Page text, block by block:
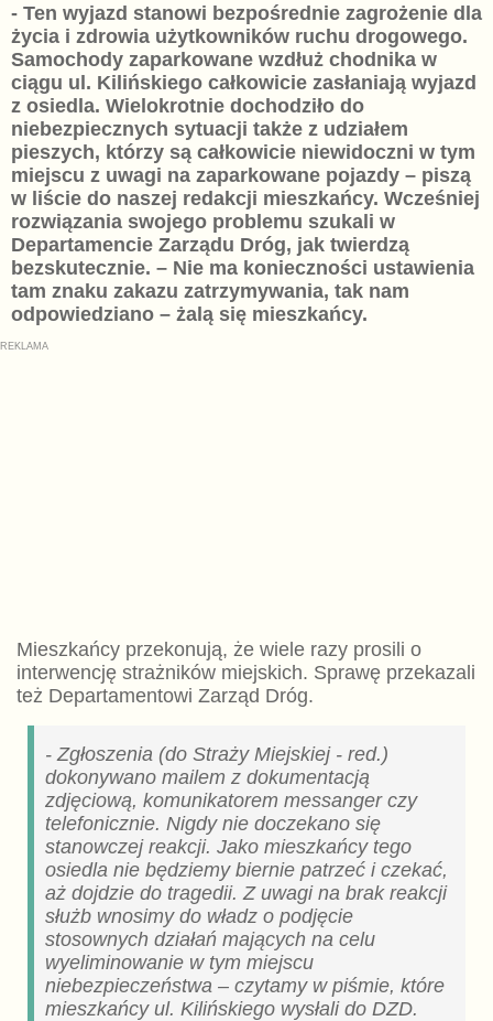
- Ten wyjazd stanowi bezpośrednie zagrożenie dla
życia i zdrowia użytkowników ruchu drogowego.
Samochody zaparkowane wzdłuż chodnika w
ciągu ul. Kilińskiego całkowicie zasłaniają wyjazd
z osiedla. Wielokrotnie dochodziło do
niebezpiecznych sytuacji także z udziałem
pieszych, którzy są całkowicie niewidoczni w tym
miejscu z uwagi na zaparkowane pojazdy – piszą
w liście do naszej redakcji mieszkańcy. Wcześniej
rozwiązania swojego problemu szukali w
Departamencie Zarządu Dróg, jak twierdzą
bezskutecznie. – Nie ma konieczności ustawienia
tam znaku zakazu zatrzymywania, tak nam
odpowiedziano – żalą się mieszkańcy.
Mieszkańcy przekonują, że wiele razy prosili o
interwencję strażników miejskich. Sprawę przekazali
też Departamentowi Zarząd Dróg.
- Zgłoszenia (do Straży Miejskiej - red.)
dokonywano mailem z dokumentacją
zdjęciową, komunikatorem messanger czy
telefonicznie. Nigdy nie doczekano się
stanowczej reakcji. Jako mieszkańcy tego
osiedla nie będziemy biernie patrzeć i czekać,
aż dojdzie do tragedii. Z uwagi na brak reakcji
służb wnosimy do władz o podjęcie
stosownych działań mających na celu
wyeliminowanie w tym miejscu
niebezpieczeństwa – czytamy w piśmie, które
mieszkańcy ul. Kilińskiego wysłali do DZD.